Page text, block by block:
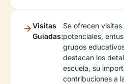
Visitas
Guiadas:
Se ofrecen
potenciales,
grupos
destacan los
escuela, su
contribuciones a